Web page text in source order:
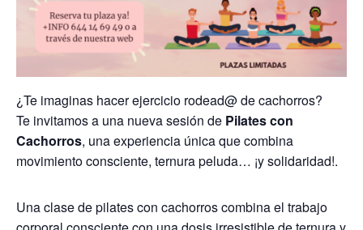
¿Te imaginas hacer ejercicio rodead@ de cachorros?
Te invitamos a una nueva sesión de Pilates con
Cachorros, una experiencia única que combina
movimiento consciente, ternura peluda… ¡y solidaridad!.
Una clase de pilates con cachorros combina el trabajo